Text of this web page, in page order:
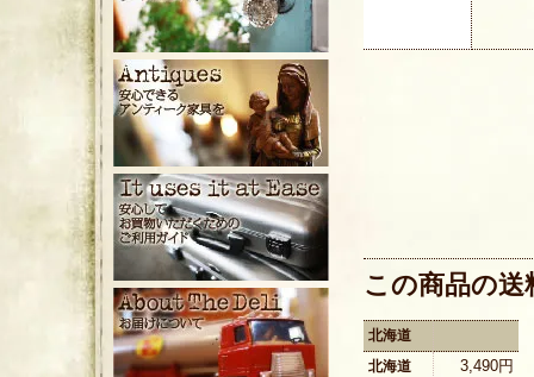
この商品の
北海道
北海道
3,490円